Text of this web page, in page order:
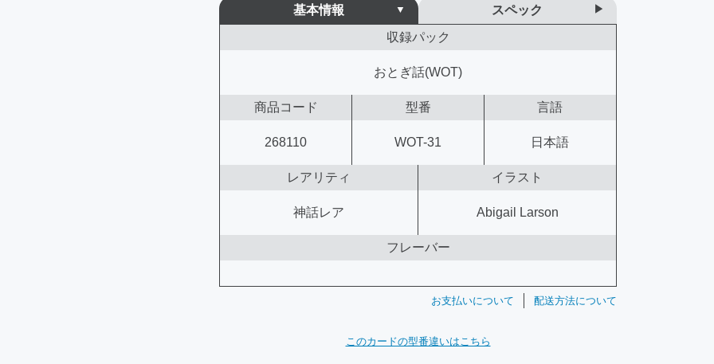
基本情報
スペック
収録パック
おとぎ話(WOT)
商品コード 型番 言語
268110 WOT-31 日本語
レアリティ イラスト
神話レア Abigail Larson
フレーバー
お支払いについて 配送方法について
このカードの型番違いはこちら